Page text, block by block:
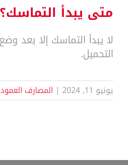
متى يبدأ التماسك؟
لا يبدأ التماسك إلا بعد
التحميل.
يونيو 11, 2024 | المصارف